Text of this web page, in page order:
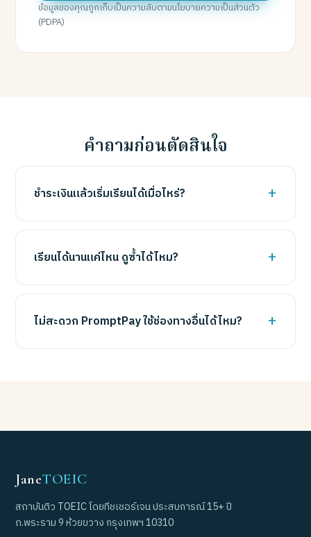
ข้อมูลของคุณถูกเก็บเป็นความลับตามนโยบายความเป็นส่วนตัว
(PDPA)
คำถามก่อนตัดสินใจ
ชำระเงินแล้วเริ่มเรียนได้เมื่อไหร่?
เรียนได้นานแค่ไหน ดูซ้ำได้ไหม?
ไม่สะดวก PromptPay ใช้ช่องทางอื่นได้ไหม?
JaneTOEIC
สถาบันติว TOEIC โดยทีชเชอร์เจน ประสบการณ์ 15+ ปี
ถ.พระราม 9 ห้วยขวาง กรุงเทพฯ 10310